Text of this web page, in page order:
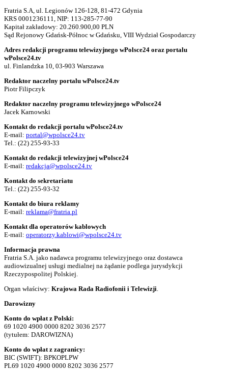
Fratria S.A, ul. Legionów 126-128, 81-472 Gdynia
KRS 0001236111, NIP: 113-285-77-90
Kapitał zakładowy: 20.260.900,00 PLN
Sąd Rejonowy Gdańsk-Północ w Gdańsku, VIII Wydział Gospodarczy
Adres redakcji programu telewizyjnego wPolsce24 oraz portalu
wPolsce24.tv
ul. Finlandzka 10, 03-903 Warszawa
Redaktor naczelny portalu wPolsce24.tv
Piotr Filipczyk
Redaktor naczelny programu telewizyjnego wPolsce24
Jacek Karnowski
Kontakt do redakcji portalu wPolsce24.tv
E-mail: portal@wpolsce24.tv
Tel.: (22) 255-93-33
Kontakt do redakcji telewizyjnej wPolsce24
E-mail: redakcja@wpolsce24.tv
Kontakt do sekretariatu
Tel.: (22) 255-93-32
Kontakt do biura reklamy
E-mail: reklama@fratria.pl
Kontakt dla operatorów kablowych
E-mail: operatorzy.kablowi@wpolsce24.tv
Informacja prawna
Fratria S.A. jako nadawca programu telewizyjnego oraz dostawca
audiowizualnej usługi medialnej na żądanie podlega jurysdykcji
Rzeczypospolitej Polskiej.
Organ właściwy: Krajowa Rada Radiofonii i Telewizji
Darowizny
Konto do wpłat z Polski:
69 1020 4900 0000 8202 3036 2577
(tytułem: DAROWIZNA)
Konto do wpłat z zagranicy:
BIC (SWIFT): BPKOPLPW
PL69 1020 4900 0000 8202 3036 2577